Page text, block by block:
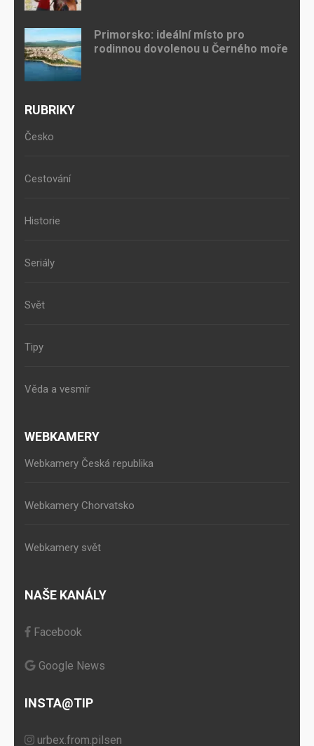
Primorsko: ideální místo pro
rodinnou dovolenou u Černého moře
RUBRIKY
Česko
Cestování
Historie
Seriály
Svět
Tipy
Věda a vesmír
WEBKAMERY
Webkamery Česká republika
Webkamery Chorvatsko
Webkamery svět
NAŠE KANÁLY
Facebook
Google News
INSTA@TIP
urbex.from.pilsen